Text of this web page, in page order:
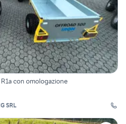
con omologazione
SRL